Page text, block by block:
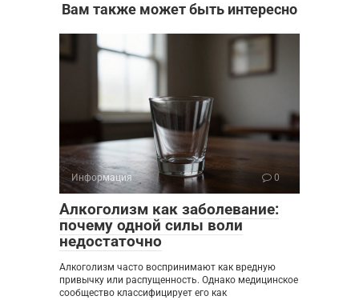
Вам также может быть интересно
Информация 0
Алкоголизм как заболевание:
почему одной силы воли
недостаточно
Алкоголизм часто воспринимают как вредную
привычку или распущенность. Однако медицинское
сообщество классифицирует его как